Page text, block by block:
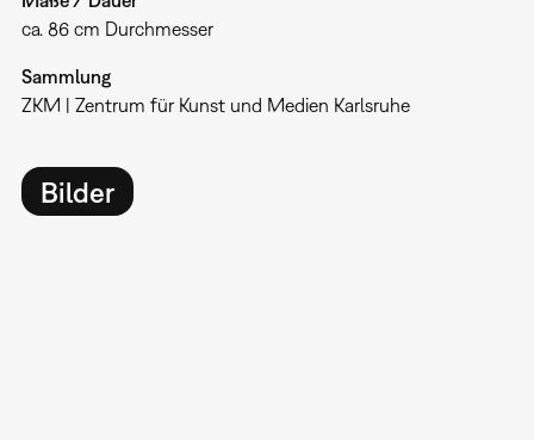
ca. 86 cm Durchmesser
Sammlung
ZKM | Zentrum für Kunst und Medien Karlsruhe
Bilder